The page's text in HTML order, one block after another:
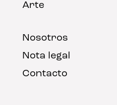
Arte
Nosotros
Nota legal
Contacto